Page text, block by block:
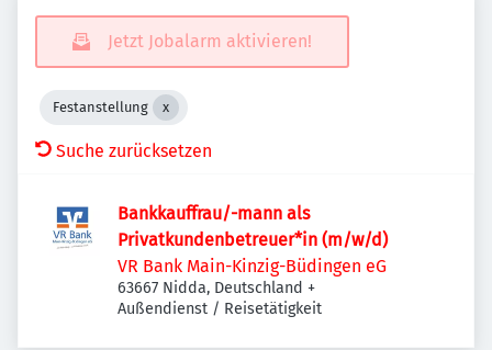
Jetzt Jobalarm aktivieren!
Festanstellung
Suche zurücksetzen
Bankkauffrau/-mann als
Privatkundenbetreuer*in (m/w/d)
VR Bank Main-Kinzig-Büdingen eG
63667 Nidda, Deutschland +
Außendienst / Reisetätigkeit